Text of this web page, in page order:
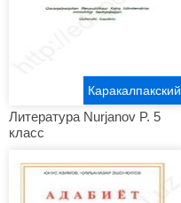
Литература Nurjanov P. 5
класс
Каракалпакский